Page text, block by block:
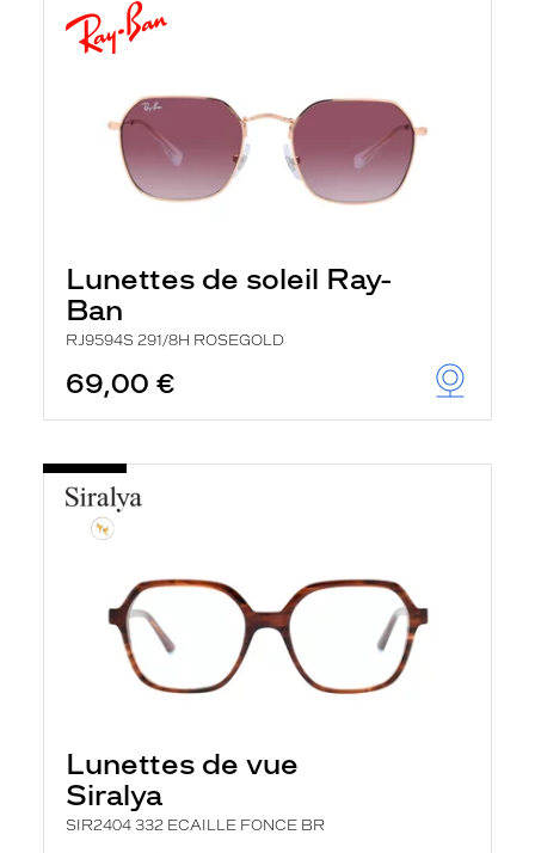
Lunettes de soleil Ray-
Ban
RJ9594S 291/8H ROSEGOLD
69,00 €
Lunettes de vue
Siralya
SIR2404 332 ECAILLE FONCE BR